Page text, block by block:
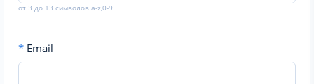
от 3 до 13 символов a-z,0-9
* Email